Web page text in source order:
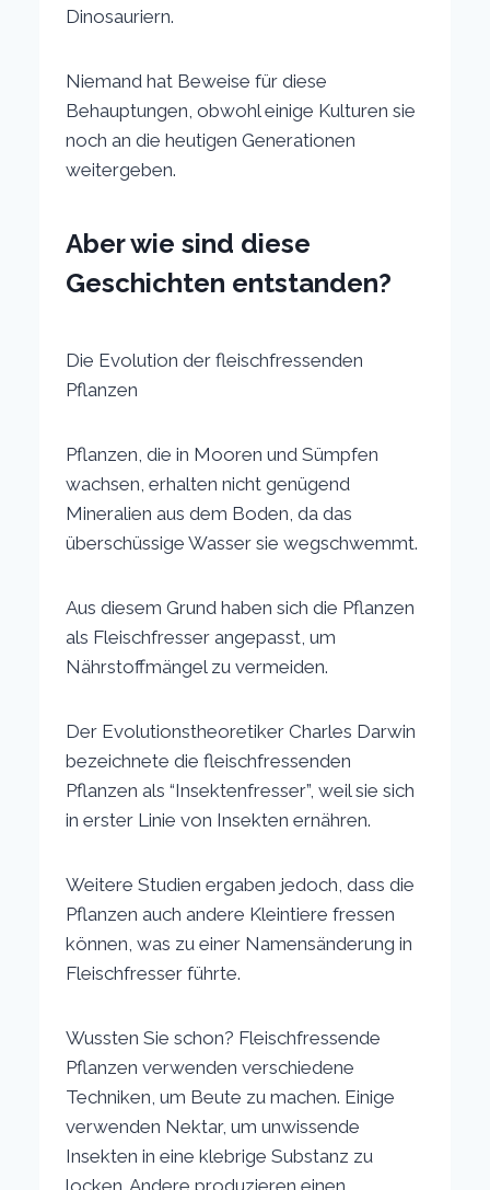
Dinosauriern.
Niemand hat Beweise für diese
Behauptungen, obwohl einige Kulturen sie
noch an die heutigen Generationen
weitergeben.
Aber wie sind diese
Geschichten entstanden?
Die Evolution der fleischfressenden
Pflanzen
Pflanzen, die in Mooren und Sümpfen
wachsen, erhalten nicht genügend
Mineralien aus dem Boden, da das
überschüssige Wasser sie wegschwemmt.
Aus diesem Grund haben sich die Pflanzen
als Fleischfresser angepasst, um
Nährstoffmängel zu vermeiden.
Der Evolutionstheoretiker Charles Darwin
bezeichnete die fleischfressenden
Pflanzen als “Insektenfresser”, weil sie sich
in erster Linie von Insekten ernähren.
Weitere Studien ergaben jedoch, dass die
Pflanzen auch andere Kleintiere fressen
können, was zu einer Namensänderung in
Fleischfresser führte.
Wussten Sie schon? Fleischfressende
Pflanzen verwenden verschiedene
Techniken, um Beute zu machen. Einige
verwenden Nektar, um unwissende
Insekten in eine klebrige Substanz zu